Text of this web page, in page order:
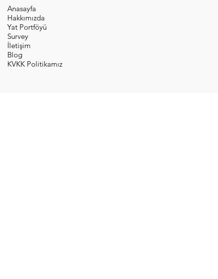
Anasayfa
Hakkımızda
Yat Portföyü
Survey
İletişim
Blog
KVKK Politikamız